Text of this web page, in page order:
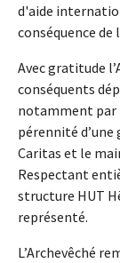
d'aide
conséquence de
Avec gratitude
conséquents
notamment par
pérennité d’une
Caritas et le
Respectant
structure HUT
représenté.
L’Archevêché